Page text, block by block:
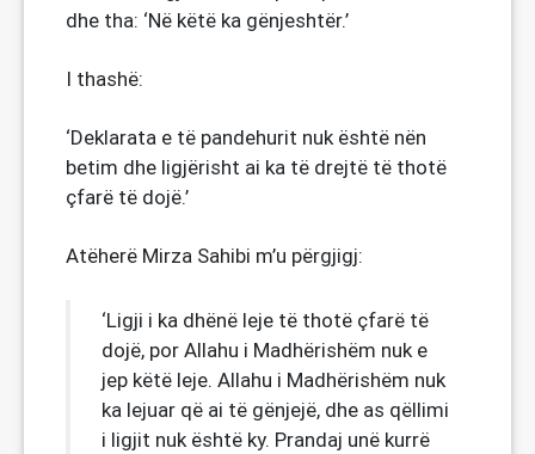
dhe tha: ‘Në këtë ka gënjeshtër.’
I thashë:
‘Deklarata e të pandehurit nuk është nën
betim dhe ligjërisht ai ka të drejtë të thotë
çfarë të dojë.’
Atëherë Mirza Sahibi m’u përgjigj:
‘Ligji i ka dhënë leje të thotë çfarë të
dojë, por Allahu i Madhërishëm nuk e
jep këtë leje. Allahu i Madhërishëm nuk
ka lejuar që ai të gënjejë, dhe as qëllimi
i ligjit nuk është ky. Prandaj unë kurrë